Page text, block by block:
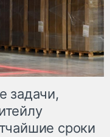
задачи,
сроки